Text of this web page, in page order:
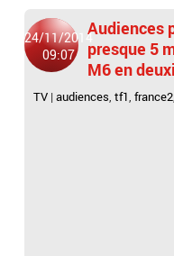
24/11/2014
09:07
Audiences
presque 5
M6 en
TV |audiences,tf1,france2